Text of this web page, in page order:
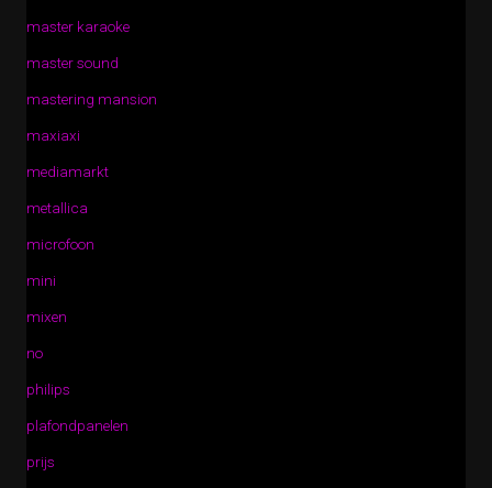
master karaoke
master sound
mastering mansion
maxiaxi
mediamarkt
metallica
microfoon
mini
mixen
no
philips
plafondpanelen
prijs